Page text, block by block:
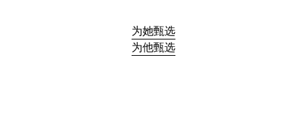
为她甄选
为他甄选